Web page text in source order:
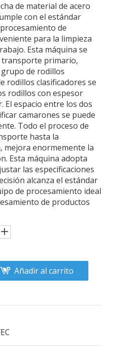
de material de acero
con el estándar
de
para la limpieza
Esta máquina se
transporte primario,
de rodillos
rodillos clasificadores se
rodillos con espesor
espacio entre los dos
camarones se puede
Todo el proceso de
hasta la
mejora enormemente la
Esta máquina adopta
las especificaciones
alcanza el estándar
de procesamiento ideal
de productos
Añadir al carrito